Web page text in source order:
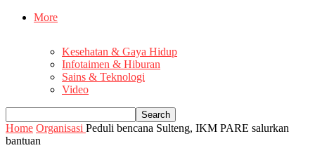
More
Kesehatan & Gaya Hidup
Infotaimen & Hiburan
Sains & Teknologi
Video
Home Organisasi Peduli bencana Sulteng, IKM PARE salurkan
bantuan